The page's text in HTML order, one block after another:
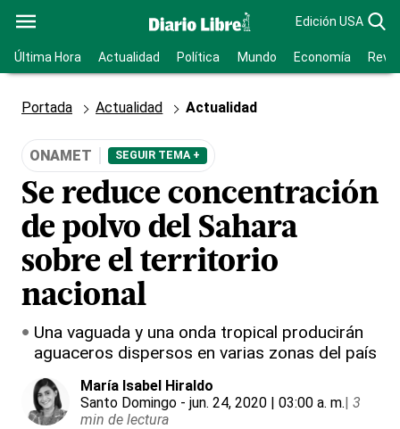
Edición USA
Última Hora Actualidad Política Mundo Economía
Portada Actualidad Actualidad
ONAMET SEGUIR TEMA +
Se reduce concentración
de polvo del Sahara
sobre el territorio
nacional
Una vaguada y una onda tropical producirán
aguaceros dispersos en varias zonas del país
María Isabel Hiraldo
Santo Domingo - jun. 24, 2020 | 03:00 a. m.| 3
min de lectura